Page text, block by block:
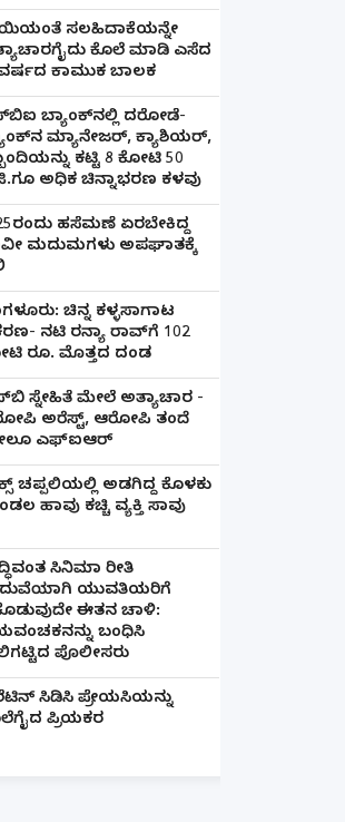
ಸಲಹಿದಾಕೆಯನ್ನೇ
ಕೊಲೆ ಮಾಡಿ ಎಸೆದ
ಕಾಮುಕ ಬಾಲಕ
ಬ್ಯಾಂಕ್‌ನಲ್ಲಿ‌ ದರೋಡೆ-
ಮ್ಯಾನೇಜರ್‌, ಕ್ಯಾಶಿಯರ್‌,
ಕಟ್ಟಿ 8 ಕೋಟಿ 50
ಅಧಿಕ ಚಿನ್ನಾಭರಣ ಕಳವು
ಹಸೆಮಣೆ ಏರಬೇಕಿದ್ದ
ಮದುಮಗಳು ಅಪಘಾತಕ್ಕೆ
ಚಿನ್ನ ಕಳ್ಳಸಾಗಾಟ
ನಟಿ ರನ್ಯಾ ರಾವ್‌ಗೆ 102
ರೂ. ಮೊತ್ತದ ದಂಡ
ಸ್ನೇಹಿತೆ ಮೇಲೆ ಅತ್ಯಾಚಾರ -
ಅರೆಸ್ಟ್, ಆರೋಪಿ ತಂದೆ
ಎಫ್ಐಆರ್
ಚಪ್ಪಲಿಯಲ್ಲಿ ಅಡಗಿದ್ದ ಕೊಳಕು
ಹಾವು ಕಚ್ಚಿ ವ್ಯಕ್ತಿ ಸಾವು
ಸಿನಿಮಾ ರೀತಿ
ಯುವತಿಯರಿಗೆ
ಈತನ ಚಾಳಿ:
ಬಂಧಿಸಿ
ಪೊಲೀಸರು
ಸಿಡಿಸಿ ಪ್ರೇಯಸಿಯನ್ನು
ಪ್ರಿಯಕರ